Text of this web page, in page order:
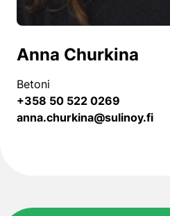
Anna Churkina
Betoni
+358 50 522 0269
anna.churkina@sulinoy.fi